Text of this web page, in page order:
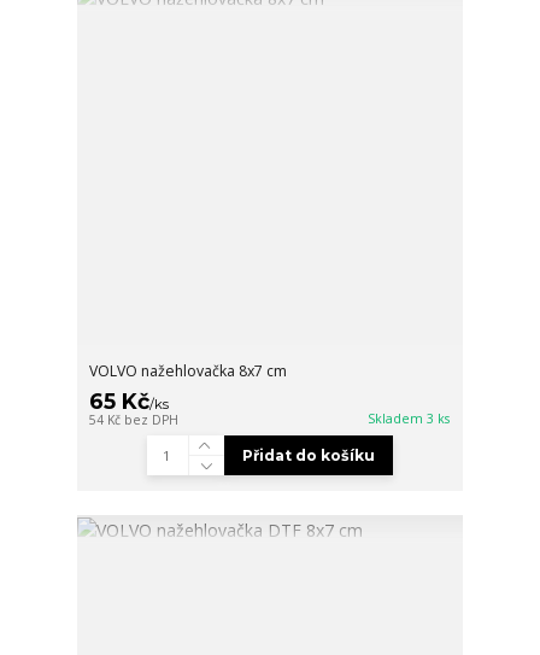
VOLVO nažehlovačka 8x7 cm
65 Kč/ks
54 Kč bez DPH Skladem 3 ks
Přidat do košíku